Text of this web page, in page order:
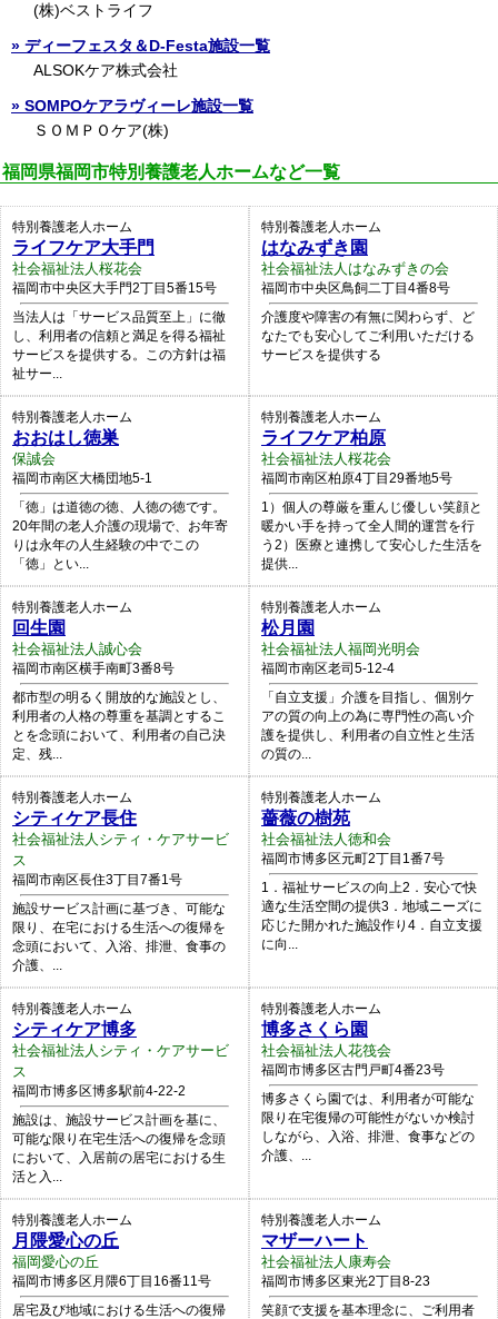
(株)ベストライフ
ディーフェスタ＆D-Festa施設一覧
ALSOKケア株式会社
SOMPOケアラヴィーレ施設一覧
ＳＯＭＰＯケア(株)
福岡県福岡市特別養護老人ホームなど一覧
特別養護老人ホーム
ライフケア大手門
社会福祉法人桜花会
福岡市中央区大手門2丁目5番15号
当法人は「サービス品質至上」に徹
し、利用者の信頼と満足を得る福祉
サービスを提供する。この方針は福
祉サー...
特別養護老人ホーム
はなみずき園
社会福祉法人はなみずきの会
福岡市中央区鳥飼二丁目4番8号
介護度や障害の有無に関わらず、ど
なたでも安心してご利用いただける
サービスを提供する
特別養護老人ホーム
おおはし徳巣
保誠会
福岡市南区大橋団地5-1
「徳」は道徳の徳、人徳の徳です。
20年間の老人介護の現場で、お年寄
りは永年の人生経験の中でこの
「徳」とい...
特別養護老人ホーム
ライフケア柏原
社会福祉法人桜花会
福岡市南区柏原4丁目29番地5号
1）個人の尊厳を重んじ優しい笑顔と
暖かい手を持って全人間的運営を行
う2）医療と連携して安心した生活を
提供...
特別養護老人ホーム
回生園
社会福祉法人誠心会
福岡市南区横手南町3番8号
都市型の明るく開放的な施設とし、
利用者の人格の尊重を基調とするこ
とを念頭において、利用者の自己決
定、残...
特別養護老人ホーム
松月園
社会福祉法人福岡光明会
福岡市南区老司5-12-4
「自立支援」介護を目指し、個別ケ
アの質の向上の為に専門性の高い介
護を提供し、利用者の自立性と生活
の質の...
特別養護老人ホーム
シティケア長住
社会福祉法人シティ・ケアサービ
ス
福岡市南区長住3丁目7番1号
施設サービス計画に基づき、可能な
限り、在宅における生活への復帰を
念頭において、入浴、排泄、食事の
介護、...
特別養護老人ホーム
薔薇の樹苑
社会福祉法人徳和会
福岡市博多区元町2丁目1番7号
1．福祉サービスの向上2．安心で快
適な生活空間の提供3．地域ニーズに
応じた開かれた施設作り4．自立支援
に向...
特別養護老人ホーム
シティケア博多
社会福祉法人シティ・ケアサービ
ス
福岡市博多区博多駅前4-22-2
施設は、施設サービス計画を基に、
可能な限り在宅生活への復帰を念頭
において、入居前の居宅における生
活と入...
特別養護老人ホーム
博多さくら園
社会福祉法人花筏会
福岡市博多区古門戸町4番23号
博多さくら園では、利用者が可能な
限り在宅復帰の可能性がないか検討
しながら、入浴、排泄、食事などの
介護、...
特別養護老人ホーム
月隈愛心の丘
福岡愛心の丘
福岡市博多区月隈6丁目16番11号
居宅及び地域における生活への復帰
特別養護老人ホーム
マザーハート
社会福祉法人康寿会
福岡市博多区東光2丁目8-23
笑顔で支援を基本理念に、ご利用者